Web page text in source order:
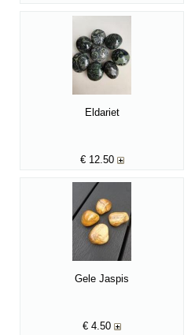
Eldariet
€ 12.50
Gele Jaspis
€ 4.50